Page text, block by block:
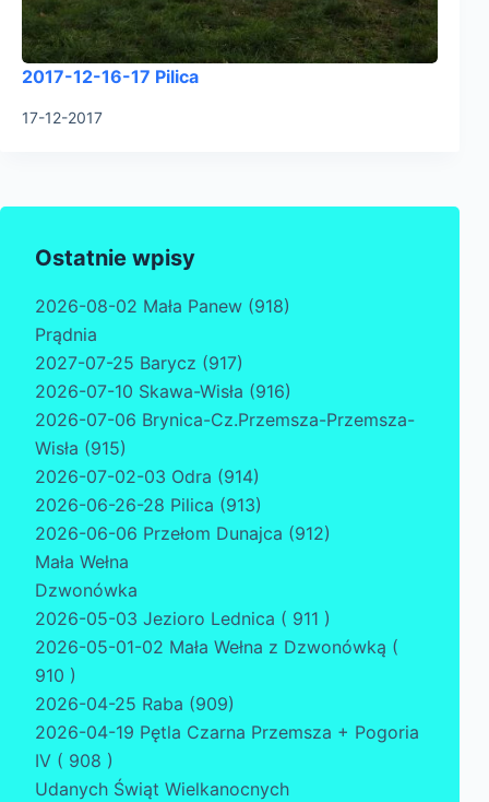
2017-12-16-17 Pilica
17-12-2017
Ostatnie wpisy
2026-08-02 Mała Panew (918)
Prądnia
2027-07-25 Barycz (917)
2026-07-10 Skawa-Wisła (916)
2026-07-06 Brynica-Cz.Przemsza-Przemsza-
Wisła (915)
2026-07-02-03 Odra (914)
2026-06-26-28 Pilica (913)
2026-06-06 Przełom Dunajca (912)
Mała Wełna
Dzwonówka
2026-05-03 Jezioro Lednica ( 911 )
2026-05-01-02 Mała Wełna z Dzwonówką (
910 )
2026-04-25 Raba (909)
2026-04-19 Pętla Czarna Przemsza + Pogoria
IV ( 908 )
Udanych Świąt Wielkanocnych